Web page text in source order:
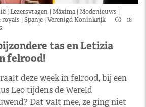
Lezersvragen Máxima Modenieuws
royals Spanje Verenigd Koninkrijk
18
tas en Letizia
felrood!
deze week in felrood, bij een
Leo tijdens de Wereld
Dat valt mee, ze ging niet